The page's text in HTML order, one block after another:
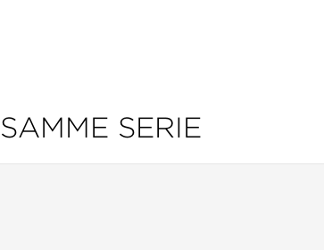
SAMME SERIE